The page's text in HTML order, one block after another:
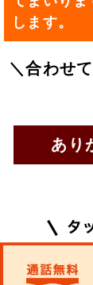
します。
＼合わせ
あり